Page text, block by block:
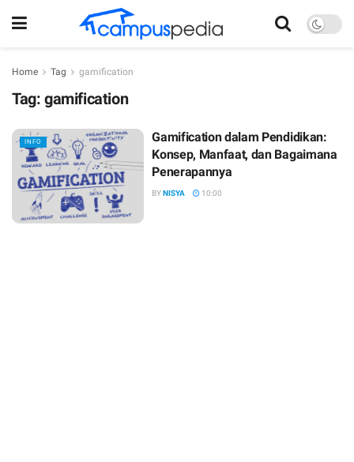
Home Tag gamification
Tag: gamification
INFO
Gamification dalam Pendidikan:
Konsep, Manfaat, dan Bagaimana
Penerapannya
BYNISYA 10:00